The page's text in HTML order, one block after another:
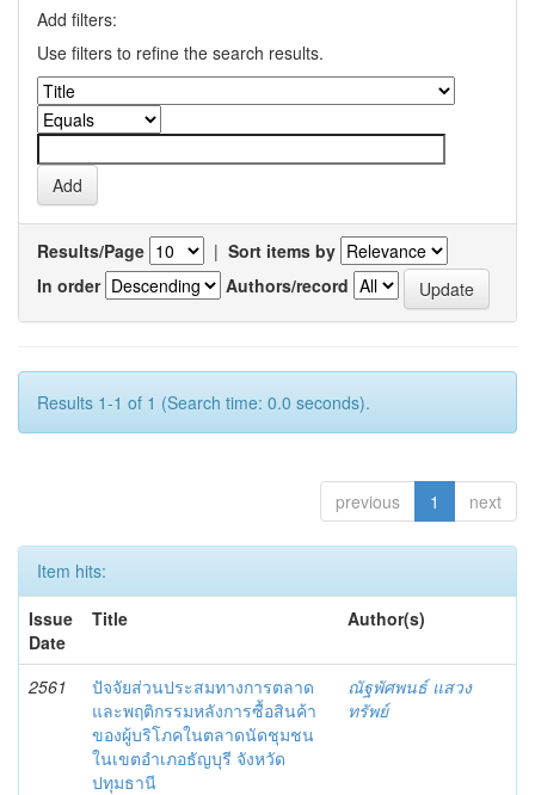
Add filters:
Use filters to refine the search results.
Results/Page | Sort items by
In order
Authors/record
Results 1-1 of 1 (Search time: 0.0 seconds).
previous 1 next
Item hits:
Issue
Date
Title Author(s)
2561
ปัจจัยส่วนประสมทางการตลาด
และพฤติกรรมหลังการซื้อสินค้า
ของผู้บริโภคในตลาดนัดชุมชน
ในเขตอำเภอธัญบุรี จังหวัด
ปทุมธานี
ณัฐพัศพนธ์ แสวง
ทรัพย์